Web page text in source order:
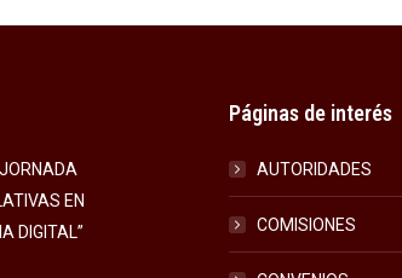
EN
DIGITAL”
Páginas de interés
AUTORIDADES
COMISIONES